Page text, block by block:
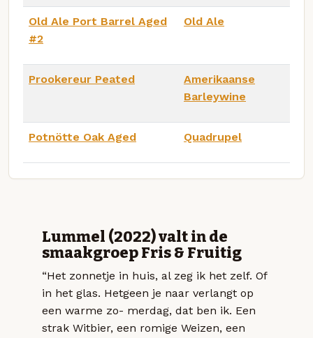
Old Ale Port Barrel Aged
#2
Old Ale
Prookereur Peated
Amerikaanse
Barleywine
Potnötte Oak Aged Quadrupel
Lummel (2022) valt in de
smaakgroep Fris & Fruitig
“Het zonnetje in huis, al zeg ik het zelf. Of
in het glas. Hetgeen je naar verlangt op
een warme zo- merdag, dat ben ik. Een
strak Witbier, een romige Weizen, een